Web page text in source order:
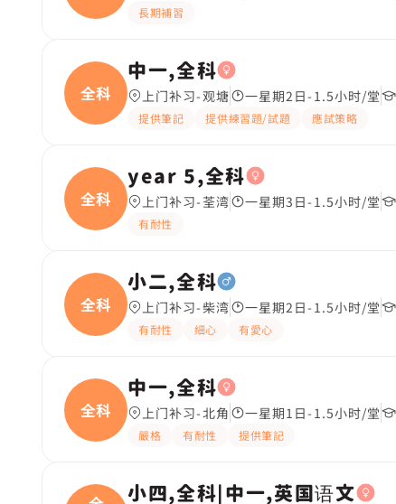
長期補習
全科
中一,全科
上门补习-观塘 一星期2日-1.5小时/堂
提供筆記 提供練習題/試題 應試策略
全科
year 5,全科
上门补习-荃湾 一星期3日-1.5小时/堂
有耐性
全科
小二,全科
上门补习-柴湾 一星期2日-1.5小时/堂
有耐性 細心 有愛心
全科
中一,全科
上门补习-北角 一星期1日-1.5小时/堂
嚴格 有耐性 提供筆記
小四,全科|中一,英国语文